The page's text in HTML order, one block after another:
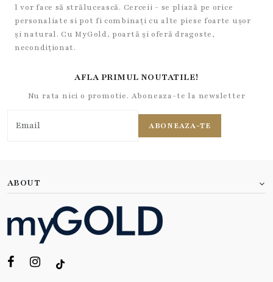
l vor face să strălucească. Cerceii - se pliază pe orice
personaliate si pot fi combinați cu alte piese foarte ușor
și natural. Cu MyGold, poartă și oferă dragoste,
necondiționat.
AFLA PRIMUL NOUTATILE!
Nu rata nici o promotie. Aboneaza-te la newsletter
ABONEAZA-TE
ABOUT